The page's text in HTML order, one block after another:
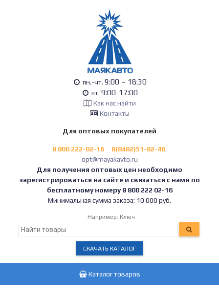
пн.-чт. 9:00 – 18:30
пт. 9:00-17:00
Как нас найти
Контакты
Для оптовых покупателей
8 800 222-02-16
8(8482)51-82-46
opt@mayakavto.ru
Для получения оптовых цен необходимо
зарегистрироваться на сайте и связаться с нами по
бесплатному номеру 8 800 222 02-16
Минимальная сумма заказа: 10 000 руб.
Например: Ключ
СКАЧАТЬ КАТАЛОГ
Каталог товаров